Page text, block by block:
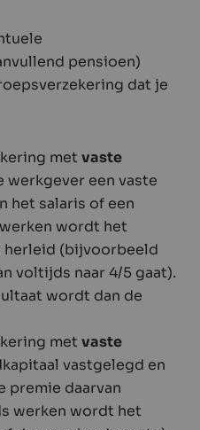
pensioen)
dat je
met vaste
werkgever een vaste
het salaris of een
wordt het
herleid (bijvoorbeeld
voltijds naar 4/5 gaat).
wordt dan de
met vaste
vastgelegd en
premie daarvan
werken wordt het